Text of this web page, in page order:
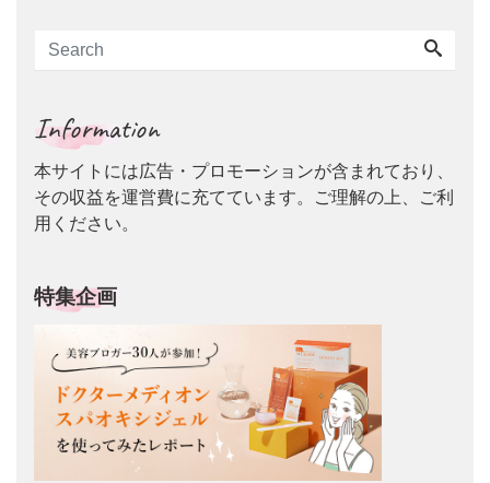
Information
本サイトには広告・プロモーションが含まれており、
その収益を運営費に充てています。ご理解の上、ご利
用ください。
特集企画